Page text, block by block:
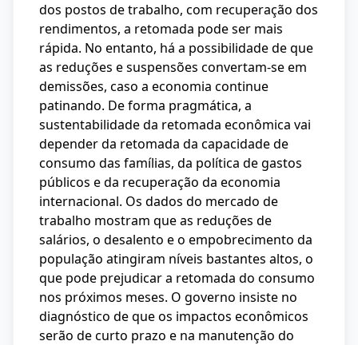
dos postos de trabalho, com recuperação dos
rendimentos, a retomada pode ser mais
rápida. No entanto, há a possibilidade de que
as reduções e suspensões convertam-se em
demissões, caso a economia continue
patinando. De forma pragmática, a
sustentabilidade da retomada econômica vai
depender da retomada da capacidade de
consumo das famílias, da política de gastos
públicos e da recuperação da economia
internacional. Os dados do mercado de
trabalho mostram que as reduções de
salários, o desalento e o empobrecimento da
população atingiram níveis bastantes altos, o
que pode prejudicar a retomada do consumo
nos próximos meses. O governo insiste no
diagnóstico de que os impactos econômicos
serão de curto prazo e na manutenção do